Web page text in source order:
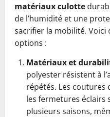
matériaux culotte
de l’humidité et une
sacrifier la mobilité. Voici
options :
Matériaux et
polyester résistent à
répétés. Les
les fermetures
plusieurs saisons,